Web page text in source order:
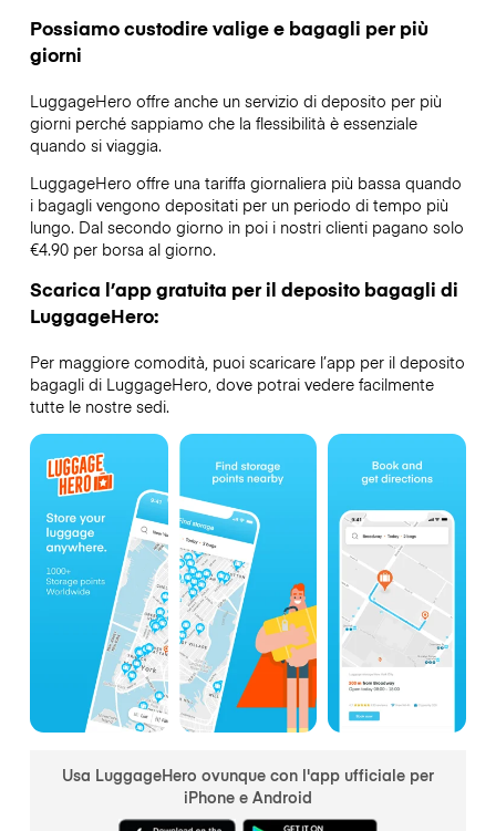
Possiamo custodire valige e bagagli per più
giorni
LuggageHero offre anche un servizio di deposito per più
giorni perché sappiamo che la flessibilità è essenziale
quando si viaggia.
LuggageHero offre una tariffa giornaliera più bassa quando
i bagagli vengono depositati per un periodo di tempo più
lungo. Dal secondo giorno in poi i nostri clienti pagano solo
€4.90 per borsa al giorno.
Scarica l’app gratuita per il deposito bagagli di
LuggageHero:
Per maggiore comodità, puoi scaricare l’app per il deposito
bagagli di LuggageHero, dove potrai vedere facilmente
tutte le nostre sedi.
Usa LuggageHero ovunque con l'app ufficiale per
iPhone e Android